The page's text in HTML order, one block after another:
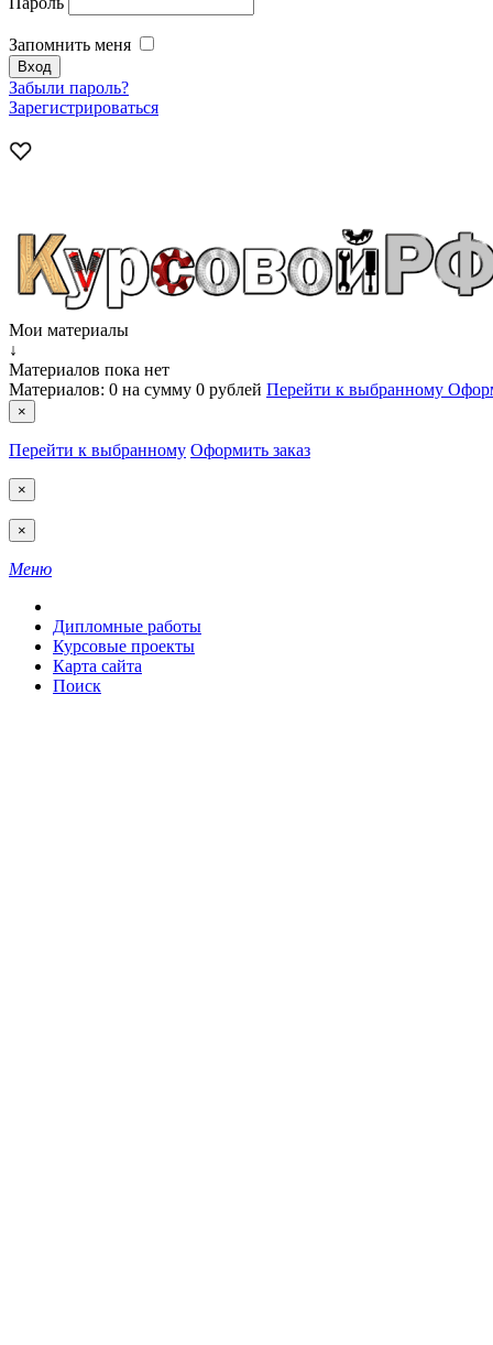
Запомнить меня
Забыли пароль?
Зарегистрироваться
Мои материалы
↓
Материалов пока нет
Материалов: 0 на сумму 0 рублей Перейти к выбранному
×
Перейти к выбранному Оформить заказ
×
×
Меню
Дипломные работы
Курсовые проекты
Карта сайта
Поиск